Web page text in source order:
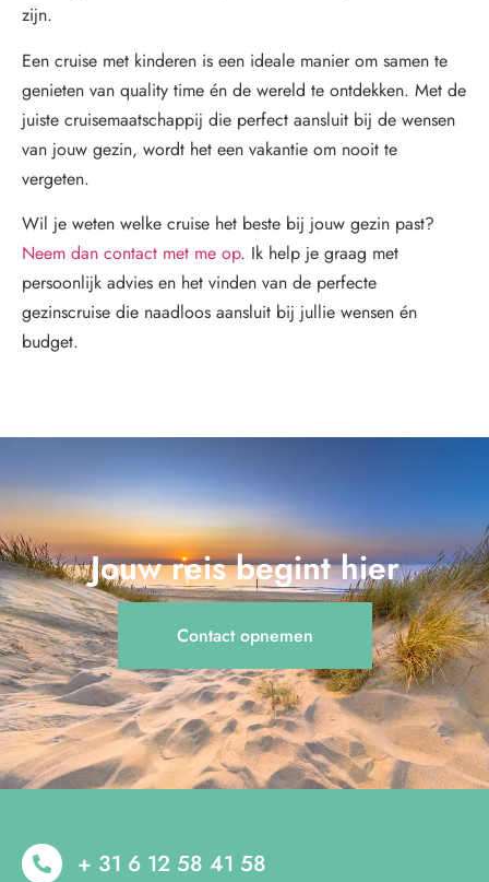
zijn.
Een cruise met kinderen is een ideale manier om samen te
genieten van quality time én de wereld te ontdekken. Met de
juiste cruisemaatschappij die perfect aansluit bij de wensen
van jouw gezin, wordt het een vakantie om nooit te
vergeten.
Wil je weten welke cruise het beste bij jouw gezin past?
Neem dan contact met me op. Ik help je graag met
persoonlijk advies en het vinden van de perfecte
gezinscruise die naadloos aansluit bij jullie wensen én
budget.
Jouw reis begint hier
Contact opnemen
+ 31 6 12 58 41 58